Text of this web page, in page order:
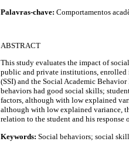
Palavras-chave: Comportamentos
ABSTRACT
This study evaluates the impact of
public and private institutions, enrolled
(SSI) and the Social Academic
behaviors had good social skills;
factors, although with low explained
although with low explained variance,
relation to the student and his response
Keywords: Social behaviors; social